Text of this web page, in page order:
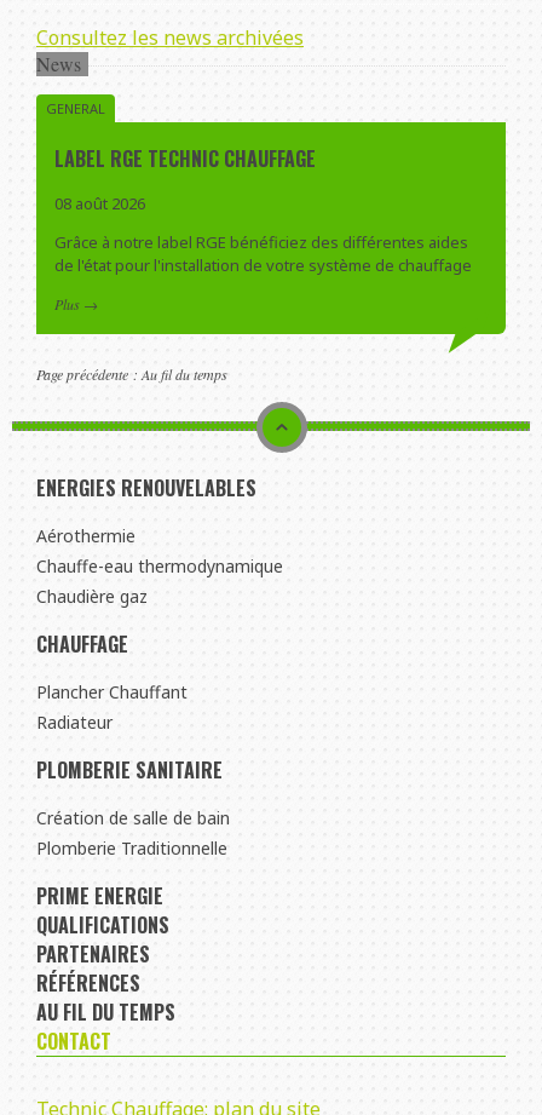
Consultez les news archivées
News
GENERAL
LABEL RGE TECHNIC CHAUFFAGE
08 août 2026
Grâce à notre label RGE bénéficiez des différentes aides
de l'état pour l'installation de votre système de chauffage
Plus →
Page précédente : Au fil du temps
ENERGIES RENOUVELABLES
Aérothermie
Chauffe-eau thermodynamique
Chaudière gaz
CHAUFFAGE
Plancher Chauffant
Radiateur
PLOMBERIE SANITAIRE
Création de salle de bain
Plomberie Traditionnelle
PRIME ENERGIE
QUALIFICATIONS
PARTENAIRES
RÉFÉRENCES
AU FIL DU TEMPS
CONTACT
Technic Chauffage: plan du site